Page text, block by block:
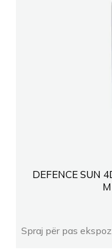
DEFENCE SUN
Spraj për pas